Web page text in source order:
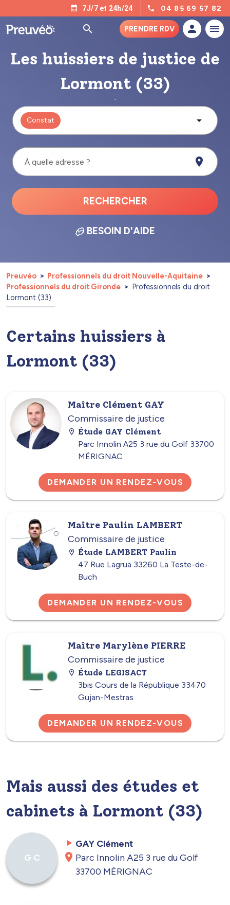
7J/7 et 24h/24 04 85 69 57 82
PRENDRE RDV
Les huissiers de justice de
Lormont (33)
Constat
À quelle adresse ?
RECHERCHER
BESOIN D'AIDE
Preuvéo
Professionnels du droit Nouvelle-Aquitaine
Professionnels du droit Gironde
Professionnels du droit
Lormont (33)
Certains huissiers à
Lormont (33)
Maître Clément GAY
Commissaire de justice
Étude GAY Clément
Parc Innolin A25 3 rue du Golf 33700
MÉRIGNAC
DEMANDER UN RENDEZ-VOUS
Maître Paulin LAMBERT
Commissaire de justice
Étude LAMBERT Paulin
47 Rue Lagrua 33260 La Teste-de-
Buch
DEMANDER UN RENDEZ-VOUS
Maître Marylène PIERRE
Commissaire de justice
Étude LEGISACT
3bis Cours de la République 33470
Gujan-Mestras
DEMANDER UN RENDEZ-VOUS
Mais aussi des études et
cabinets à Lormont (33)
G C
GAY Clément
Parc Innolin A25 3 rue du Golf
33700 MÉRIGNAC